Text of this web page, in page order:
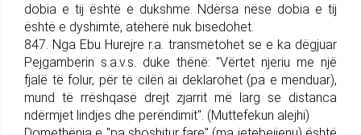
dobia e tij është e dukshme. Ndërsa nëse dobia e tij
është e dyshimtë, atëherë nuk bisedohet.
847. Nga Ebu Hurejre r.a. trans­me­tohet se e ka dëgjuar
Pe­j­gam­be­rin s.a.v.s. duke thënë: "Vërtet njeriu me një
fjalë të folur, për të cilën ai deklarohet (pa e menduar),
mund të rrëshqasë drejt zjarrit më larg se distanca
ndërmjet lindjes dhe perëndimit". (Muttefekun alejhi)